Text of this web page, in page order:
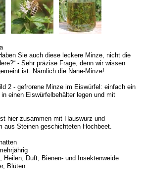
Sie auch diese leckere Minze, nicht die
- Sehr präzise Frage, denn wir wissen
ist. Nämlich die Nane-Minze!
2 - gefrorene Minze im Eiswürfel: einfach ein
einen Eiswürfelbehälter legen und mit
hier zusammen mit Hauswurz und
aus Steinen geschichteten Hochbeet.
Heilen, Duft, Bienen- und Insektenweide
Blüten